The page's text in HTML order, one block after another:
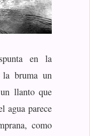
en la
la bruma un
llanto que
agua parece
como